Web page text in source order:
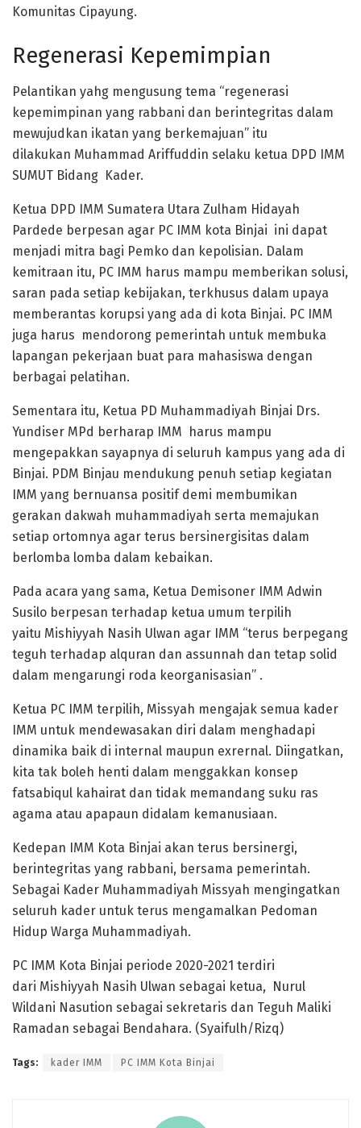
Komunitas Cipayung.
Regenerasi Kepemimpian
Pelantikan yahg mengusung tema “regenerasi
kepemimpinan yang rabbani dan berintegritas dalam
mewujudkan ikatan yang berkemajuan” itu
dilakukan Muhammad Ariffuddin selaku ketua DPD IMM
SUMUT Bidang Kader.
Ketua DPD IMM Sumatera Utara Zulham Hidayah
Pardede berpesan agar PC IMM kota Binjai ini dapat
menjadi mitra bagi Pemko dan kepolisian. Dalam
kemitraan itu, PC IMM harus mampu memberikan solusi,
saran pada setiap kebijakan, terkhusus dalam upaya
memberantas korupsi yang ada di kota Binjai. PC IMM
juga harus mendorong pemerintah untuk membuka
lapangan pekerjaan buat para mahasiswa dengan
berbagai pelatihan.
Sementara itu, Ketua PD Muhammadiyah Binjai Drs.
Yundiser MPd berharap IMM harus mampu
mengepakkan sayapnya di seluruh kampus yang ada di
Binjai. PDM Binjau mendukung penuh setiap kegiatan
IMM yang bernuansa positif demi membumikan
gerakan dakwah muhammadiyah serta memajukan
setiap ortomnya agar terus bersinergisitas dalam
berlomba lomba dalam kebaikan.
Pada acara yang sama, Ketua Demisoner IMM Adwin
Susilo berpesan terhadap ketua umum terpilih
yaitu Mishiyyah Nasih Ulwan agar IMM “terus berpegang
teguh terhadap alquran dan assunnah dan tetap solid
dalam mengarungi roda keorganisasian” .
Ketua PC IMM terpilih, Missyah mengajak semua kader
IMM untuk mendewasakan diri dalam menghadapi
dinamika baik di internal maupun exrernal. Diingatkan,
kita tak boleh henti dalam menggakkan konsep
fatsabiqul kahairat dan tidak memandang suku ras
agama atau apapaun didalam kemanusiaan.
Kedepan IMM Kota Binjai akan terus bersinergi,
berintegritas yang rabbani, bersama pemerintah.
Sebagai Kader Muhammadiyah Missyah mengingatkan
seluruh kader untuk terus mengamalkan Pedoman
Hidup Warga Muhammadiyah.
PC IMM Kota Binjai periode 2020-2021 terdiri
dari Mishiyyah Nasih Ulwan sebagai ketua, Nurul
Wildani Nasution sebagai sekretaris dan Teguh Maliki
Ramadan sebagai Bendahara. (Syaifulh/Rizq)
Tags: kader IMM PC IMM Kota Binjai